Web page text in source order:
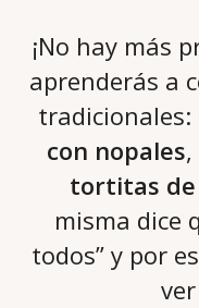
¡No hay más
aprenderás a
tradicionales:
con nopales,
tortitas de
misma dice
todos” y por